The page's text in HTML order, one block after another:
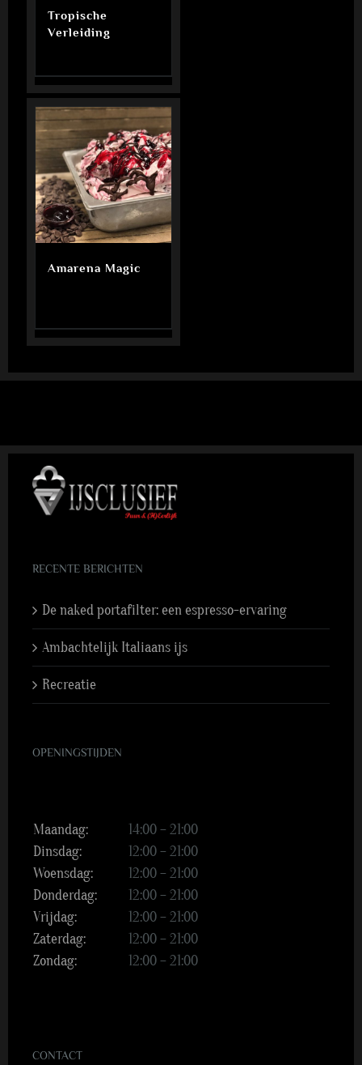
Tropische
Verleiding
Amarena Magic
RECENTE BERICHTEN
De naked portafilter: een espresso-ervaring
Ambachtelijk Italiaans ijs
Recreatie
OPENINGSTIJDEN
Maandag:
14:00 – 21:00
Dinsdag:
12:00 – 21:00
Woensdag:
12:00 – 21:00
Donderdag:
12:00 – 21:00
Vrijdag:
12:00 – 21:00
Zaterdag:
12:00 – 21:00
Zondag:
12:00 – 21:00
CONTACT